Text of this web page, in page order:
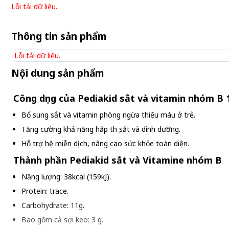
Lỗi tải dữ liệu.
Thông tin sản phẩm
Lỗi tải dữ liệu.
Nội dung sản phẩm
Công dụng của Pediakid sắt và vitamin nhóm B
Bổ sung sắt và vitamin phòng ngừa thiếu máu ở trẻ.
Tăng cường khả năng hấp thụ sắt và dinh dưỡng.
Hỗ trợ hệ miễn dịch, nâng cao sức khỏe toàn diện.
Thành phần Pediakid sắt và Vitamine nhóm B
Năng lượng: 38kcal (159kJ).
Protein: trace.
Carbohydrate: 11g.
Bao gồm cả sợi keo: 3 g.